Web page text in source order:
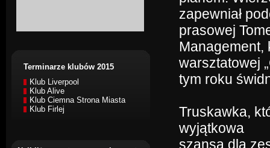
Terminarze klubów 2015
Klub Liverpool
Klub Alive
Klub Ciemna Strona Miasta
Klub Firlej
zapewniał
prasowej
Management,
warsztatowej
tym roku
Truskawka,
wyjątkowa
szansa dla